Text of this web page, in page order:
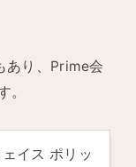
あり、Prime会
。
イス ポリッ